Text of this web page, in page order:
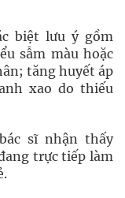
biệt lưu ý gồm
sẫm màu hoặc
tăng huyết áp
xao do thiếu
sĩ nhận thấy
trực tiếp làm